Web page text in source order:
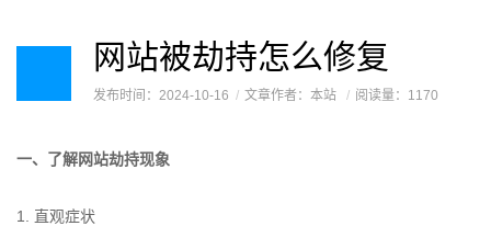
网站被劫持怎么修复
发布时间：2024-10-16 文章作者：本站 阅读量：1170
一、了解网站劫持现象
1. 直观症状